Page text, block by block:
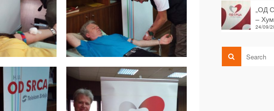
„ОД
–
24/09/